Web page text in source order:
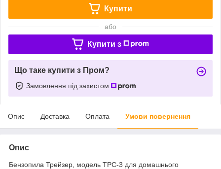
Купити
або
Купити з
Що таке купити з Пром?
Замовлення під захистом
Опис Доставка Оплата Умови повернення
Опис
Бензопила Трейзер, модель ТРС-3 для домашнього